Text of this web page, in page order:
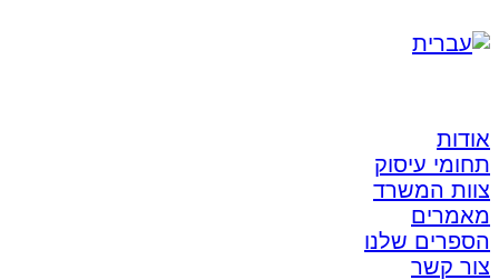
אודות
תחומי עיסוק
צוות המשרד
מאמרים
הספרים שלנו
צור קשר